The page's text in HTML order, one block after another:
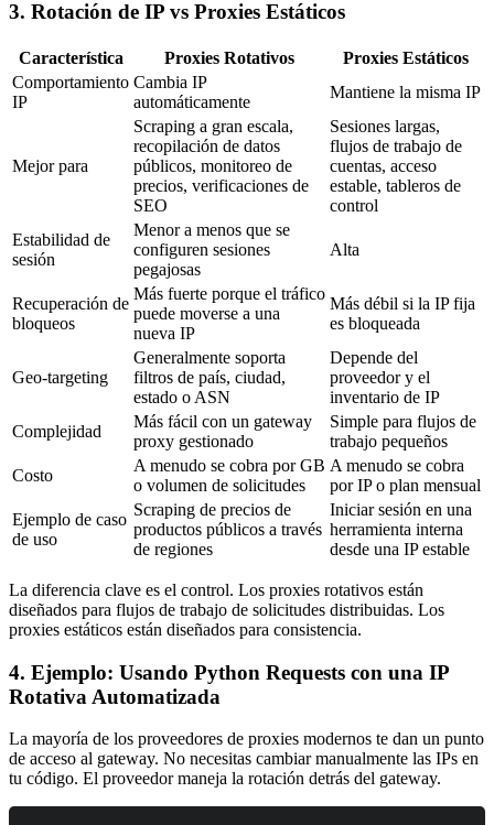
3. Rotación de IP vs Proxies Estáticos
Característica Proxies Rotativos
Proxies Estáticos
Comportamiento
IP
Cambia IP
automáticamente
Mantiene la misma IP
Mejor para
Scraping a gran escala,
recopilación de datos
públicos, monitoreo de
precios, verificaciones de
SEO
Sesiones largas,
flujos de trabajo de
cuentas, acceso
estable, tableros de
control
Estabilidad de
sesión
Menor a menos que se
configuren sesiones
pegajosas
Alta
Recuperación de
bloqueos
Más fuerte porque el tráfico
puede moverse a una
nueva IP
Más débil si la IP fija
es bloqueada
Geo-targeting
Generalmente soporta
filtros de país, ciudad,
estado o ASN
Depende del
proveedor y el
inventario de IP
Complejidad
Más fácil con un gateway
proxy gestionado
Simple para flujos de
trabajo pequeños
Costo
A menudo se cobra por GB
o volumen de solicitudes
A menudo se cobra
por IP o plan mensual
Ejemplo de caso
de uso
Scraping de precios de
productos públicos a través
de regiones
Iniciar sesión en una
herramienta interna
desde una IP estable
La diferencia clave es el control. Los proxies rotativos están
diseñados para flujos de trabajo de solicitudes distribuidas. Los
proxies estáticos están diseñados para consistencia.
4. Ejemplo: Usando Python Requests con una IP
Rotativa Automatizada
La mayoría de los proveedores de proxies modernos te dan un punto
de acceso al gateway. No necesitas cambiar manualmente las IPs en
tu código. El proveedor maneja la rotación detrás del gateway.